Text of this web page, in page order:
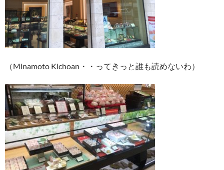
（Minamoto Kichoan・・ってきっと誰も読めないわ）